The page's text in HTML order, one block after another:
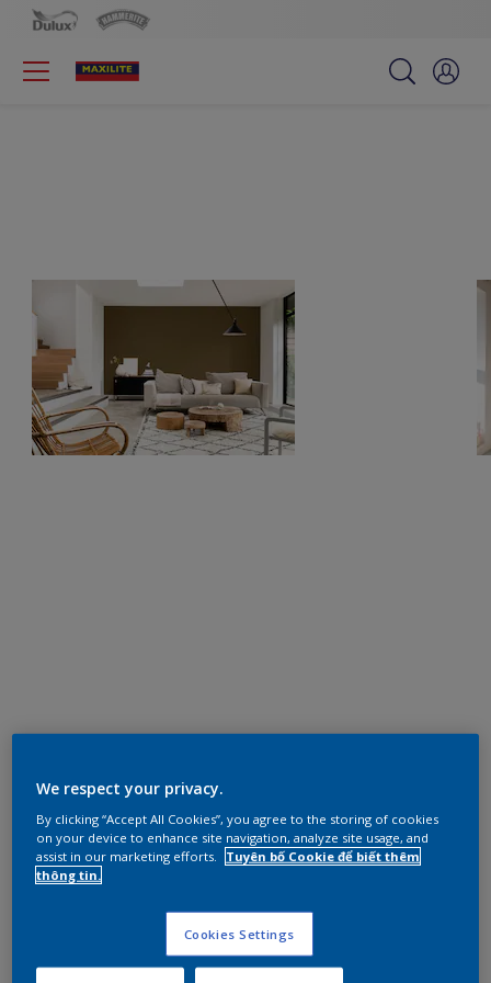
We respect your privacy.
By clicking “Accept All Cookies”, you agree to the storing of cookies
on your device to enhance site navigation, analyze site usage, and
assist in our marketing efforts.
Tuyên bố Cookie để biết thêm
thông tin.
Cookies Settings